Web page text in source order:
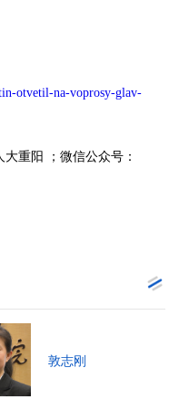
otvetil-na-voprosy-glav-
重阳 ；微信公众号：
敦志刚